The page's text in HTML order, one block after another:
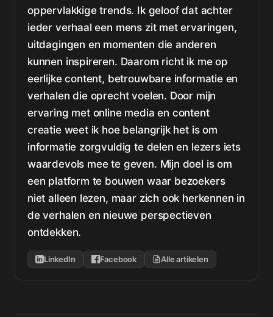
oppervlakkige trends. Ik geloof dat achter
ieder verhaal een mens zit met ervaringen,
uitdagingen en momenten die anderen
kunnen inspireren. Daarom richt ik me op
eerlijke content, betrouwbare informatie en
verhalen die oprecht voelen. Door mijn
ervaring met online media en content
creatie weet ik hoe belangrijk het is om
informatie zorgvuldig te delen en lezers iets
waardevols mee te geven. Mijn doel is om
een platform te bouwen waar bezoekers
niet alleen lezen, maar zich ook herkennen in
de verhalen en nieuwe perspectieven
ontdekken.
LinkedIn Facebook Alle artikelen